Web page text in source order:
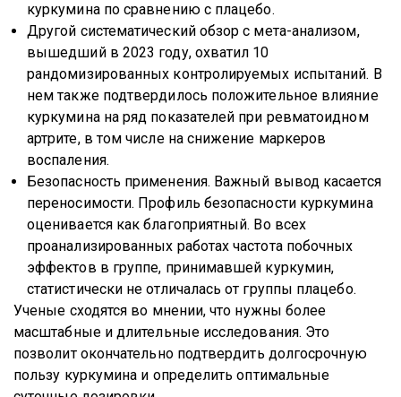
куркумина по сравнению с плацебо.
Другой систематический обзор с мета-анализом,
вышедший в 2023 году, охватил 10
рандомизированных контролируемых испытаний. В
нем также подтвердилось положительное влияние
куркумина на ряд показателей при ревматоидном
артрите, в том числе на снижение маркеров
воспаления.
Безопасность применения. Важный вывод касается
переносимости. Профиль безопасности куркумина
оценивается как благоприятный. Во всех
проанализированных работах частота побочных
эффектов в группе, принимавшей куркумин,
статистически не отличалась от группы плацебо.
Ученые сходятся во мнении, что нужны более
масштабные и длительные исследования. Это
позволит окончательно подтвердить долгосрочную
пользу куркумина и определить оптимальные